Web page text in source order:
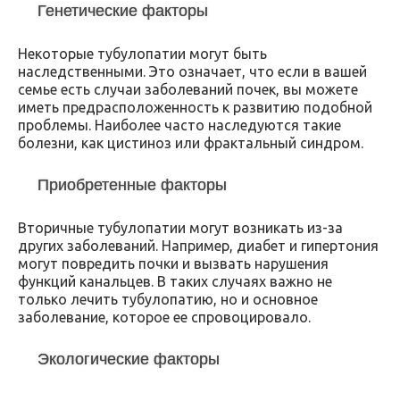
Генетические факторы
Некоторые тубулопатии могут быть
наследственными. Это означает, что если в вашей
семье есть случаи заболеваний почек, вы можете
иметь предрасположенность к развитию подобной
проблемы. Наиболее часто наследуются такие
болезни, как цистиноз или фрактальный синдром.
Приобретенные факторы
Вторичные тубулопатии могут возникать из-за
других заболеваний. Например, диабет и гипертония
могут повредить почки и вызвать нарушения
функций канальцев. В таких случаях важно не
только лечить тубулопатию, но и основное
заболевание, которое ее спровоцировало.
Экологические факторы